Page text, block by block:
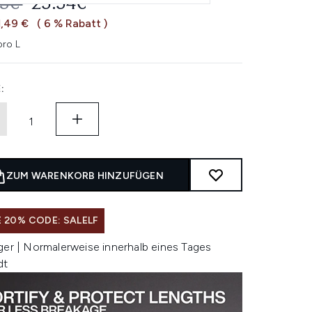
25.54€
€ ( 6 % Rabatt )
L
ZUM WARENKORB HINZUFÜGEN
20% CODE: SALELF
| Normalerweise innerhalb eines Tages